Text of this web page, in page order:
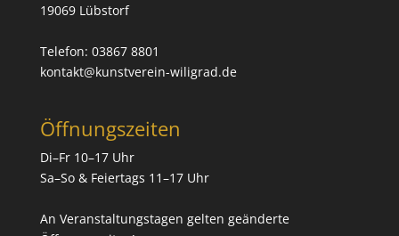
19069 Lübstorf
Telefon: 03867 8801
kontakt@kunstverein-wiligrad.de
Öffnungszeiten
Di–Fr 10–17 Uhr
Sa–So & Feiertags 11–17 Uhr
An Veranstaltungstagen gelten geänderte